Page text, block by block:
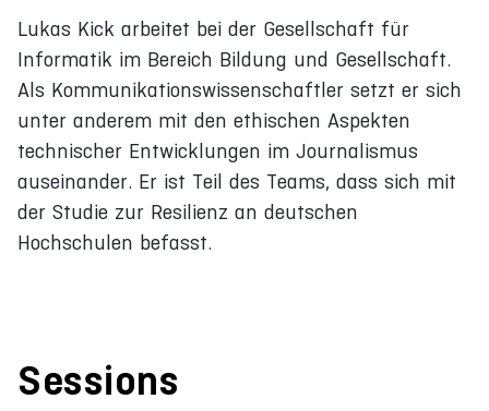
Lukas Kick arbeitet bei der Gesellschaft für
Informatik im Bereich Bildung und Gesellschaft.
Als Kommunikationswissenschaftler setzt er sich
unter anderem mit den ethischen Aspekten
technischer Entwicklungen im Journalismus
auseinander. Er ist Teil des Teams, dass sich mit
der Studie zur Resilienz an deutschen
Hochschulen befasst.
Sessions